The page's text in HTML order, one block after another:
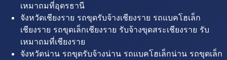
เหมาถมที่อุดรธานี
จังหวัดเชียงราย รถขุดรับจ้างเชียงราย รถแบคโฮเล็ก
เชียงราย รถขุดเล็กเชียงราย รับจ้างขุดสระเชียงราย รับ
เหมาถมที่เชียงราย
จังหวัดน่าน รถขุดรับจ้างน่าน รถแบคโฮเล็กน่าน รถขุดเล็ก